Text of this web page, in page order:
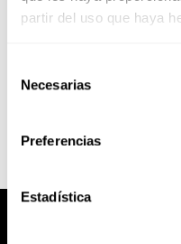
partir del uso que haya
Necesarias
Preferencias
Estadística